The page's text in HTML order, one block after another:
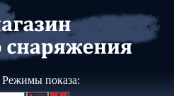
Режимы показа: